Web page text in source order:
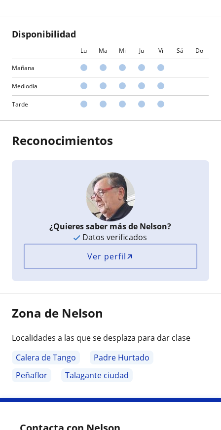
Disponibilidad
Lu Ma Mi Ju Vi Sá Do
Mañana
Mediodía
Tarde
Reconocimientos
¿Quieres saber más de Nelson?
Datos verificados
Ver perfil
Zona de Nelson
Localidades a las que se desplaza para dar clase
Calera de Tango
Padre Hurtado
Peñaflor
Talagante ciudad